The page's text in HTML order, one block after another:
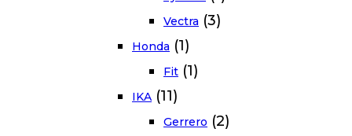
Vectra (3)
Honda (1)
Fit (1)
IKA (11)
Gerrero (2)